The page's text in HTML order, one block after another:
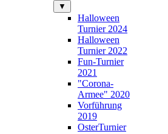
▼
Halloween
Turnier 2024
Halloween
Turnier 2022
Fun-Turnier
2021
"Corona-
Armee" 2020
Vorführung
2019
OsterTurnier